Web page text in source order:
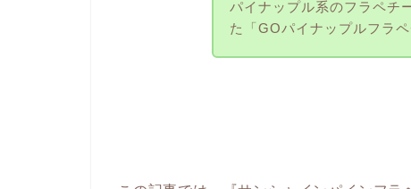
パイナップル系のフラペチ
た「GOパイナップルフラペ